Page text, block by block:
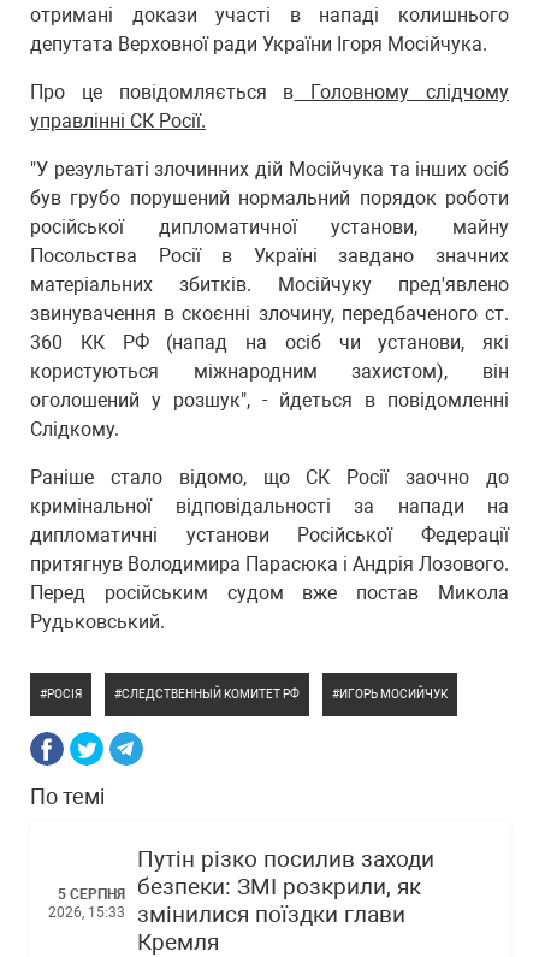
отримані докази участі в нападі колишнього
депутата Верховної ради України Ігоря Мосійчука.
Про це повідомляється в Головному слідчому
управлінні СК Росії.
"У результаті злочинних дій Мосійчука та інших осіб
був грубо порушений нормальний порядок роботи
російської дипломатичної установи, майну
Посольства Росії в Україні завдано значних
матеріальних збитків. Мосійчуку пред'явлено
звинувачення в скоєнні злочину, передбаченого ст.
360 КК РФ (напад на осіб чи установи, які
користуються міжнародним захистом), він
оголошений у розшук", - йдеться в повідомленні
Слідкому.
Раніше стало відомо, що СК Росії заочно до
кримінальної відповідальності за напади на
дипломатичні установи Російської Федерації
притягнув Володимира Парасюка і Андрія Лозового.
Перед російським судом вже постав Микола
Рудьковський.
РОСІЯ СЛЕДСТВЕННЫЙ КОМИТЕТ РФ ИГОРЬ МОСИЙЧУК
По темі
5 СЕРПНЯ
2026, 15:33
Путін різко посилив заходи
безпеки: ЗМІ розкрили, як
змінилися поїздки глави
Кремля